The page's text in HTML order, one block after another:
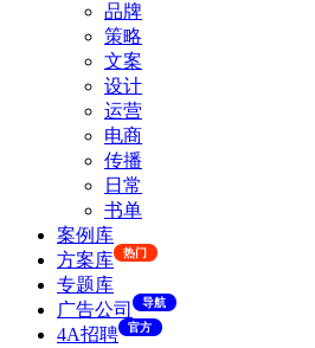
品牌
策略
文案
设计
运营
电商
传播
日常
书单
案例库
方案库
热门
专题库
广告公司
导航
4A招聘 官方